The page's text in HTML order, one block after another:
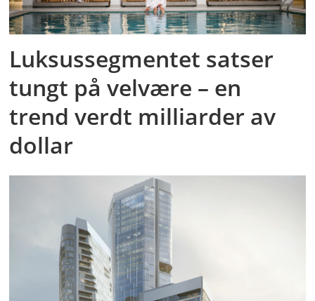
Luksussegmentet satser
tungt på velvære – en
trend verdt milliarder av
dollar